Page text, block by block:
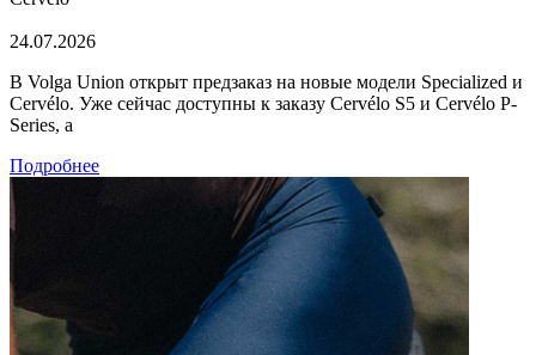
24.07.2026
В Volga Union открыт предзаказ на новые модели Specialized и
Cervélo. Уже сейчас доступны к заказу Cervélo S5 и Cervélo P-
Series, а
Подробнее